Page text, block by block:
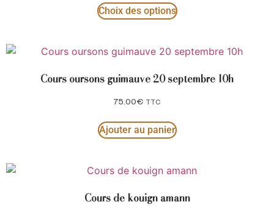
Choix des options
Cours oursons guimauve 20 septembre 10h
75.00€ TTC
Ajouter au panier
Cours de kouign amann